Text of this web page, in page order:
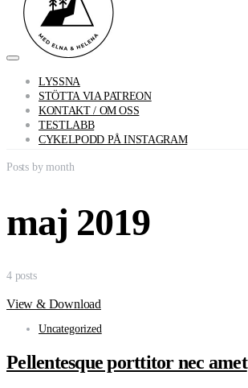
LYSSNA
STÖTTA VIA PATREON
KONTAKT / OM OSS
TESTLABB
CYKELPODD PÅ INSTAGRAM
Posts by month
maj 2019
4 posts
View & Download
Uncategorized
Pellentesque porttitor nec amet